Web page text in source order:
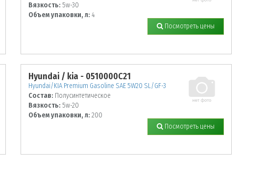
Вязкость: 5w-30
Объем упаковки, л: 4
Посмотреть цены
Hyundai / kia - 0510000C21
Hyundai/KIA Premium Gasoline SAE 5W20 SL/GF-3
Состав: Полусинтетическое
Вязкость: 5w-20
Объем упаковки, л: 200
Посмотреть цены